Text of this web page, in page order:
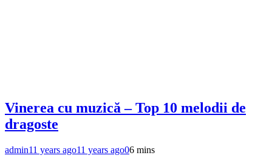
Vinerea cu muzică – Top 10 melodii de
dragoste
admin11 years ago11 years ago06 mins